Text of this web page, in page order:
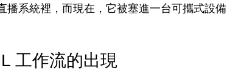
播系統裡，而現在，它被塞進一台可攜式設備
工作流的出現